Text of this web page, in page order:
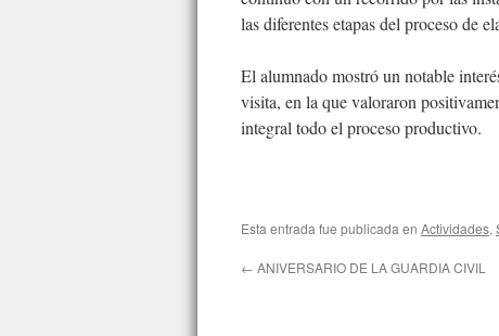
las diferentes etapas del proceso de
El alumnado mostró un notable
visita, en la que valoraron
integral todo el proceso productivo.
Esta entrada fue publicada en Actividades,
← ANIVERSARIO DE LA GUARDIA CIVIL